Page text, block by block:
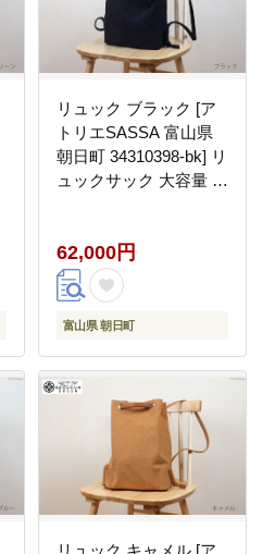
リュック ブラック [ア
トリエSASSA 富山県
朝日町 34310398-bk] リ
ュックサック 大容量 帆
62,000円
富山県 朝日町
リュック キャメル [ア